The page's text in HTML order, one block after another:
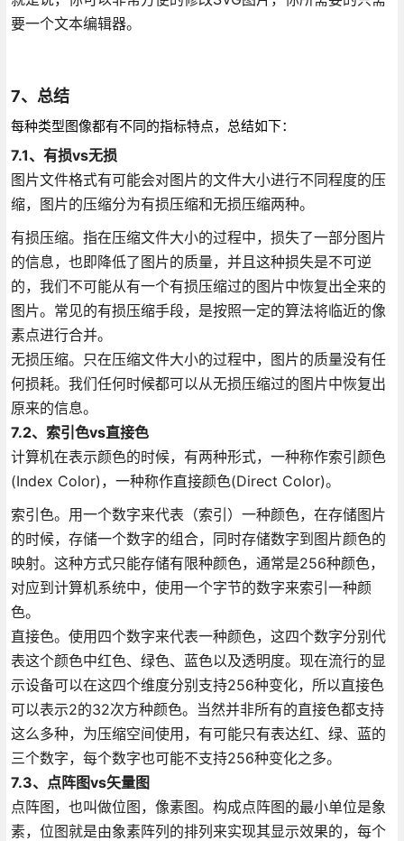
要一个文本编辑器。
7、总结
每种类型图像都有不同的指标特点，总结如下：
7.1、有损vs无损
图片文件格式有可能会对图片的文件大小进行不同程度的压
缩，图片的压缩分为有损压缩和无损压缩两种。
有损压缩。指在压缩文件大小的过程中，损失了一部分图片
的信息，也即降低了图片的质量，并且这种损失是不可逆
的，我们不可能从有一个有损压缩过的图片中恢复出全来的
图片。常见的有损压缩手段，是按照一定的算法将临近的像
素点进行合并。
无损压缩。只在压缩文件大小的过程中，图片的质量没有任
何损耗。我们任何时候都可以从无损压缩过的图片中恢复出
原来的信息。
7.2、索引色vs直接色
计算机在表示颜色的时候，有两种形式，一种称作索引颜色
(Index Color)，一种称作直接颜色(Direct Color)。
索引色。用一个数字来代表（索引）一种颜色，在存储图片
的时候，存储一个数字的组合，同时存储数字到图片颜色的
映射。这种方式只能存储有限种颜色，通常是256种颜色，
对应到计算机系统中，使用一个字节的数字来索引一种颜
色。
直接色。使用四个数字来代表一种颜色，这四个数字分别代
表这个颜色中红色、绿色、蓝色以及透明度。现在流行的显
示设备可以在这四个维度分别支持256种变化，所以直接色
可以表示2的32次方种颜色。当然并非所有的直接色都支持
这么多种，为压缩空间使用，有可能只有表达红、绿、蓝的
三个数字，每个数字也可能不支持256种变化之多。
7.3、点阵图vs矢量图
点阵图，也叫做位图，像素图。构成点阵图的最小单位是象
素，位图就是由象素阵列的排列来实现其显示效果的，每个